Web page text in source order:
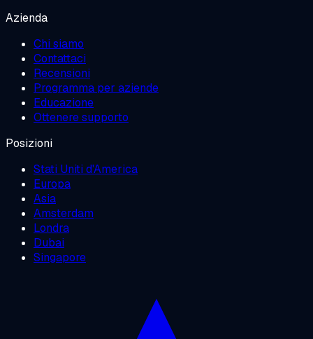
Azienda
Chi siamo
Contattaci
Recensioni
Programma per aziende
Educazione
Ottenere supporto
Posizioni
Stati Uniti d'America
Europa
Asia
Amsterdam
Londra
Dubai
Singapore